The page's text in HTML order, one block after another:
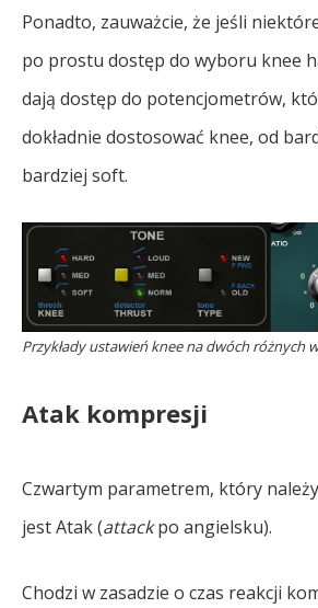
Ponadto, zauważcie, że jeśli
po prostu dostęp do wyboru knee
dają dostęp do potencjometrów,
dokładnie dostosować knee, od
bardziej soft.
Przykłady ustawień knee na dwóch różnych
Atak kompresji
Czwartym parametrem, który
jest Atak (attackpo angielsku).
Chodzi w zasadzie o czas reakcji